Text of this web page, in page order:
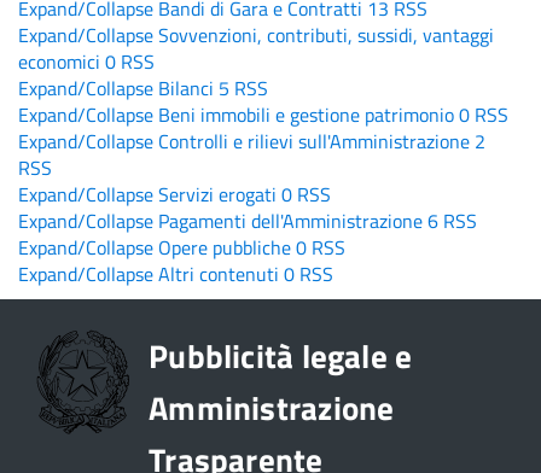
Expand/Collapse Bandi di Gara e Contratti 13 RSS
Expand/CollapseSovvenzioni, contributi, sussidi, vantaggi
economici 0 RSS
Expand/Collapse Bilanci 5 RSS
Expand/Collapse Beni immobili e gestione patrimonio0 RSS
Expand/Collapse Controlli e rilievi sull'Amministrazione 2
RSS
Expand/CollapseServizi erogati 0 RSS
Expand/Collapse Pagamenti dell'Amministrazione6 RSS
Expand/Collapse Opere pubbliche0 RSS
Expand/CollapseAltri contenuti 0 RSS
Pubblicità legale e
Amministrazione
Trasparente